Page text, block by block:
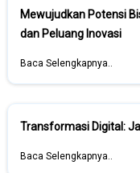
Mewujudkan Potensi
dan Peluang Inovasi
Baca Selengkapnya..
Transformasi Digital:
Baca Selengkapnya..